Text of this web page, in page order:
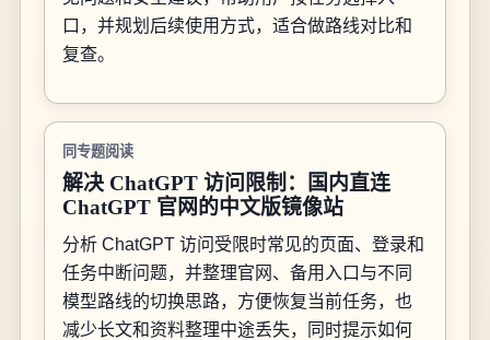
口，并规划后续使用方式，适合做路线对比和
复查。
同专题阅读
解决 ChatGPT 访问限制：国内直连
ChatGPT 官网的中文版镜像站
分析 ChatGPT 访问受限时常见的页面、登录和
任务中断问题，并整理官网、备用入口与不同
模型路线的切换思路，方便恢复当前任务，也
减少长文和资料整理中途丢失，同时提示如何